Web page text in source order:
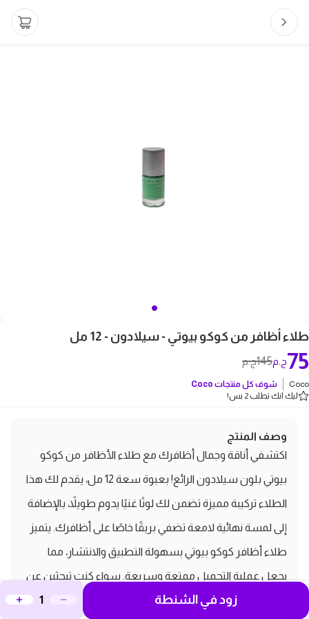
طلاء أظافر من كوكو بيوتي - سيلادون - 12 مل
145ج.م 75ج.م
Coco شوف كل منتجات Coco
ليك انك تطلب 2 بس!
وصف المنتج
اكتشفي أناقة وجمال أظافرك مع طلاء الأظافر من كوكو
بيوتي بلون سيلادون الرائع! بعبوة سعة 12 مل، يقدم لك هذا
الطلاء تركيبة مميزة تضمن لك لونًا غنيًا يدوم طويلاً، بالإضافة
إلى لمسة نهائية لامعة تضفي بريقًا خاصًا على أظافرك. يتميز
طلاء أظافر كوكو بيوتي بسهولة التطبيق والانتشار، مما
يجعل عملية التجميل ممتعة وسريعة. سواء كنتِ تبحثين عن
إطلالة ناعمة أو جريئة، فإن لون سيلادون هو الخيار المثالي
زود في الشنطة